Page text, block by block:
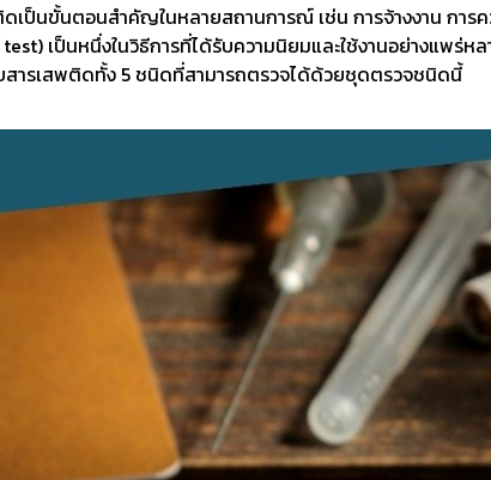
ดเป็นขั้นตอนสำคัญในหลายสถานการณ์ เช่น การจ้างงาน กา
เป็นหนึ่งในวิธีการที่ได้รับความนิยมและใช้งานอย่างแพร่
สารเสพติดทั้ง 5 ชนิดที่สามารถตรวจได้ด้วยชุดตรวจชนิดนี้